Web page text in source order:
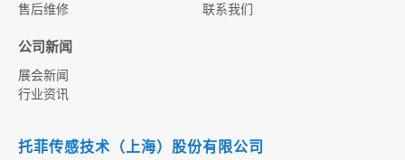
售后维修
联系我们
公司新闻
展会新闻
行业资讯
托菲传感技术（上海）股份有限公司